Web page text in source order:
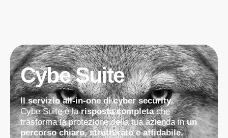
Cybe Suite
Il servizio all-in-one di cyber security.
Cybe Suite è larisposta completache
trasforma la protezione della tua azienda inun
percorso chiaro, strutturato e affidabile.